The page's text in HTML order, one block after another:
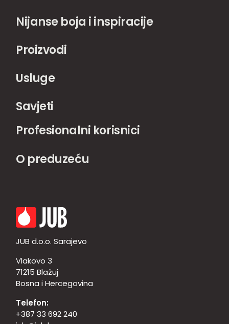
Nijanse boja i inspiracije
Proizvodi
Usluge
Savjeti
Profesionalni korisnici
O preduzeću
JUB d.o.o. Sarajevo
Vlakovo 3
71215 Blažuj
Bosna i Hercegovina
Telefon:
+387 33 692 240